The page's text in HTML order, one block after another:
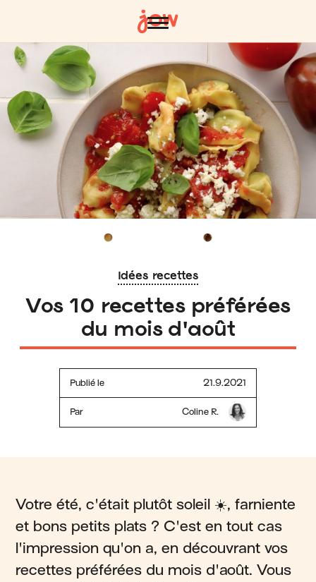
Idées recettes
Vos 10 recettes préférées
du mois d'août
Publié le 21.9.2021
Par Coline R.
Votre été, c'était plutôt soleil ☀️, farniente
et bons petits plats ? C'est en tout cas
l'impression qu'on a, en découvrant vos
recettes préférées du mois d'août. Vous